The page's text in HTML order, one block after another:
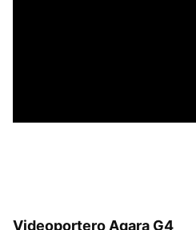
Videoportero Aqara G4